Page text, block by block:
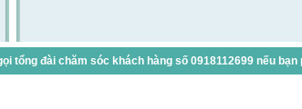
tổng đài chăm sóc khách hàng số 0918112699 nếu